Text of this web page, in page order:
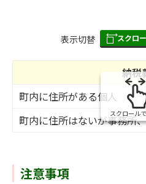
表
の
表示切替 スクロ
納税
町内に住所がある個人
町内に住所はないが事務所
スクロール
注意事項